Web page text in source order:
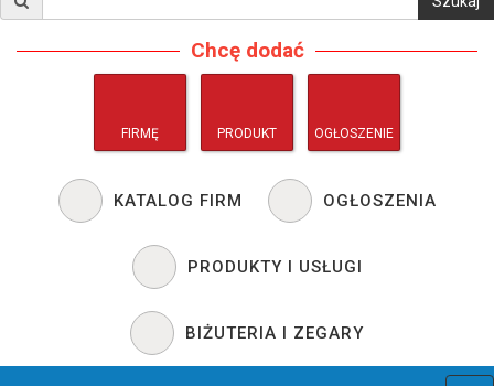
Chcę dodać
FIRMĘ PRODUKT OGŁOSZENIE
KATALOG FIRM OGŁOSZENIA
PRODUKTY I USŁUGI
BIŻUTERIA I ZEGARY